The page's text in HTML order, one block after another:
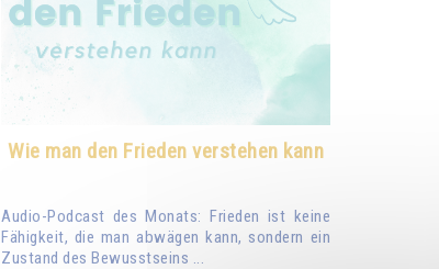
Wie man den Frieden verstehen kann
Audio-Podcast des Monats: Frieden ist keine
Fähigkeit, die man abwägen kann, sondern ein
Zustand des Bewusstseins ...